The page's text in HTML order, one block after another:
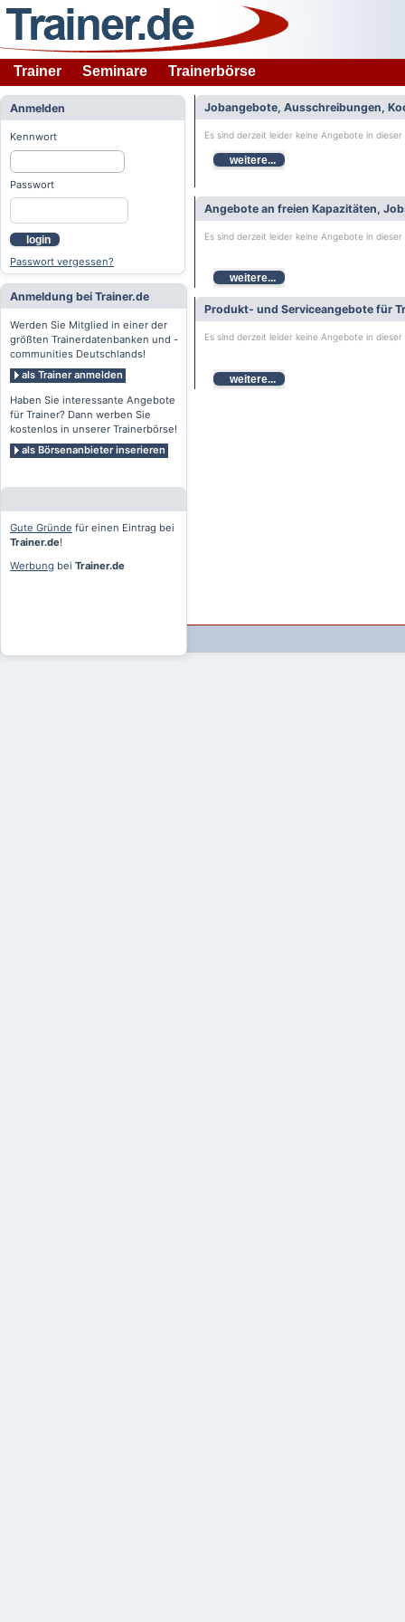
Trainer Seminare Trainerbörse
Anmelden
Kennwort
Passwort
login
Passwort vergessen?
Anmeldung bei Trainer.de
Werden Sie Mitglied in einer der
größten Trainerdatenbanken und -
communities Deutschlands!
als Trainer anmelden
Haben Sie interessante Angebote
für Trainer? Dann werben Sie
kostenlos in unserer Trainerbörse!
als Börsenanbieter inserieren
Gute Gründe für einen Eintrag bei
Trainer.de!
Werbung bei Trainer.de
Jobangebote, Ausschreibungen,
Es sind derzeit leider keine Angebote in
weitere...
Angebote an freien Kapazitäten,
Es sind derzeit leider keine Angebote in
weitere...
Produkt- und Serviceangebote für
Es sind derzeit leider keine Angebote in
weitere...